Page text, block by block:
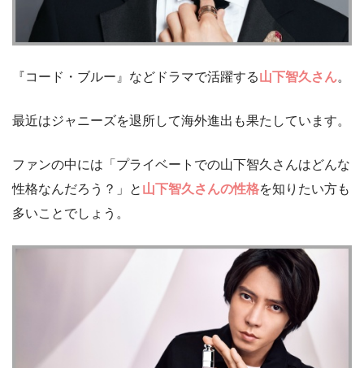
『コード・ブルー』などドラマで活躍する山下智久さん。
最近はジャニーズを退所して海外進出も果たしています。
ファンの中には「プライベートでの山下智久さんはどんな
性格なんだろう？」と 山下智久さんの性格を知りたい方も
多いことでしょう。